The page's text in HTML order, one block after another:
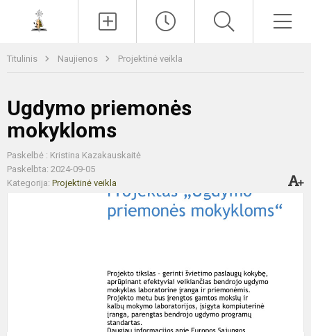
Titulinis Naujienos Projektinė veikla
Ugdymo priemonės
mokykloms
Paskelbė : Kristina Kazakauskaitė
Paskelbta: 2024-09-05
Kategorija: Projektinė veikla